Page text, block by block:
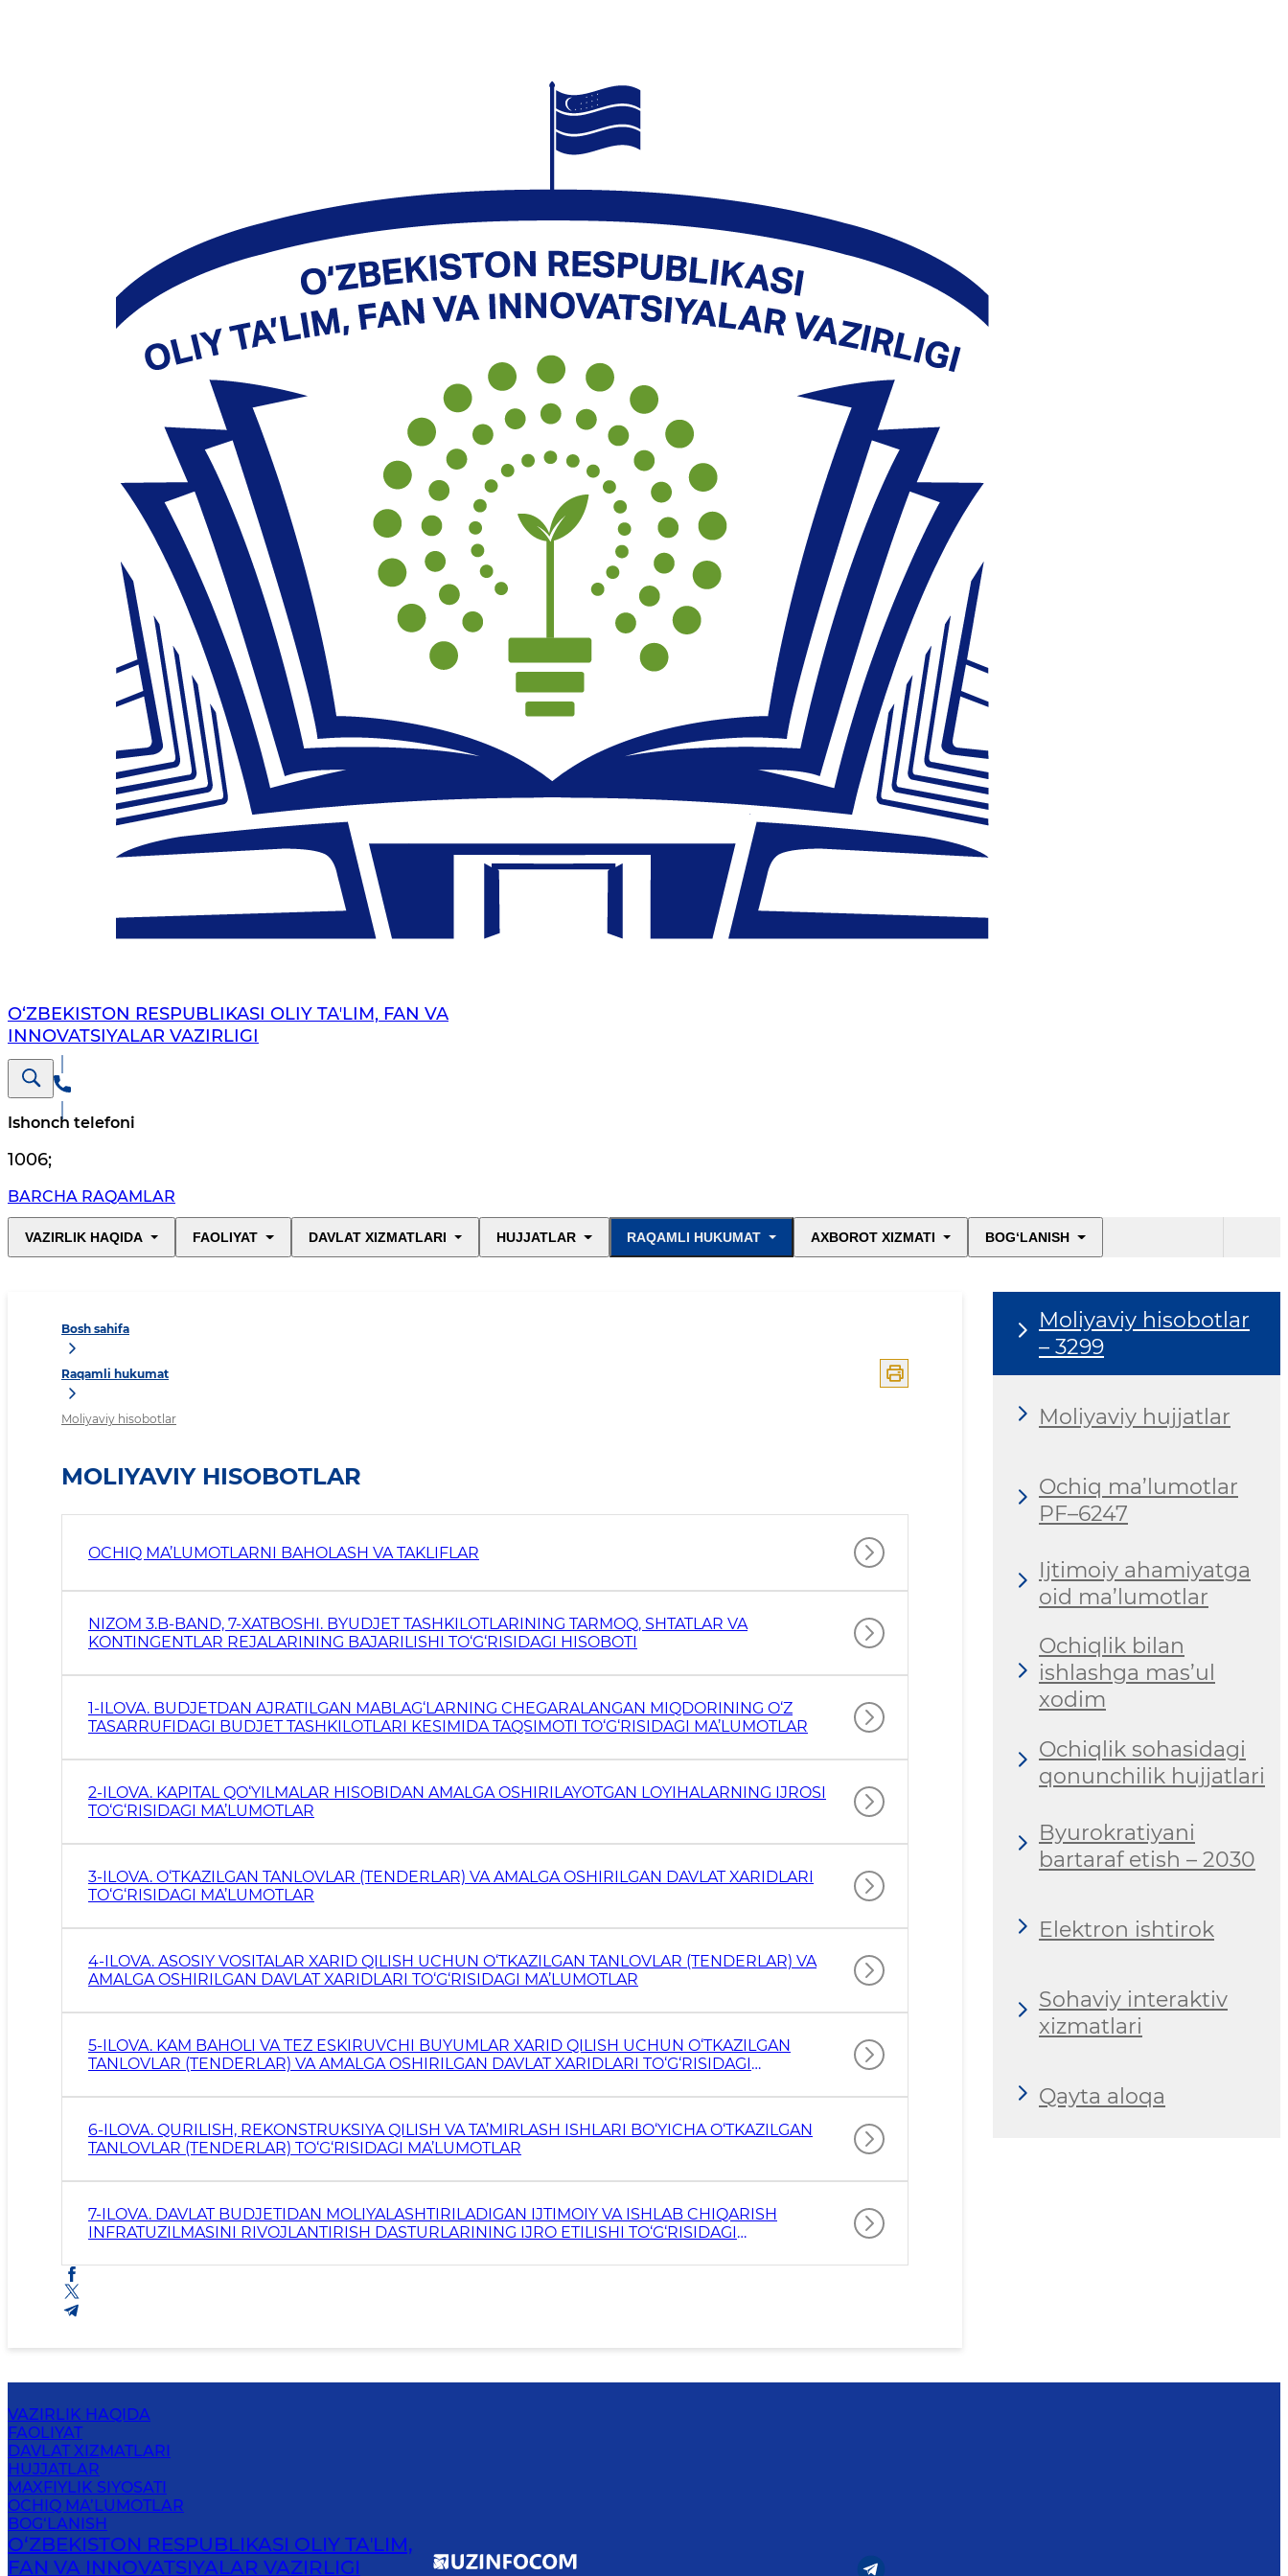
O‘ZBEKISTON RESPUBLIKASI OLIY TAʼLIM, FAN VA
INNOVATSIYALAR VAZIRLIGI
Ishonch telefoni
1006;
BARCHA RAQAMLAR
VAZIRLIK HAQIDA FAOLIYAT DAVLAT XIZMATLARI HUJJATLAR RAQAMLI HUKUMAT AXBOROT XIZMATI BOG‘LANISH
Bosh sahifa
Raqamli hukumat
Moliyaviy hisobotlar
MOLIYAVIY HISOBOTLAR
OCHIQ MA’LUMOTLARNI BAHOLASH VA TAKLIFLAR
NIZOM 3.B-BAND, 7-XATBOSHI. BYUDJET TASHKILOTLARINING TARMOQ, SHTATLAR VA
KONTINGENTLAR REJALARINING BAJARILISHI TO‘G‘RISIDAGI HISOBOTI
1-ILOVA. BUDJETDAN AJRATILGAN MABLAG‘LARNING CHEGARALANGAN MIQDORINING O‘Z
TASARRUFIDAGI BUDJET TASHKILOTLARI KESIMIDA TAQSIMOTI TO‘G‘RISIDAGI MA’LUMOTLAR
2-ILOVA. KAPITAL QO‘YILMALAR HISOBIDAN AMALGA OSHIRILAYOTGAN LOYIHALARNING IJROSI
TO‘G‘RISIDAGI MA’LUMOTLAR
3-ILOVA. O‘TKAZILGAN TANLOVLAR (TENDERLAR) VA AMALGA OSHIRILGAN DAVLAT XARIDLARI
TO‘G‘RISIDAGI MA’LUMOTLAR
4-ILOVA. ASOSIY VOSITALAR XARID QILISH UCHUN O‘TKAZILGAN TANLOVLAR (TENDERLAR) VA
AMALGA OSHIRILGAN DAVLAT XARIDLARI TO‘G‘RISIDAGI MA’LUMOTLAR
5-ILOVA. KAM BAHOLI VA TEZ ESKIRUVCHI BUYUMLAR XARID QILISH UCHUN O‘TKAZILGAN
TANLOVLAR (TENDERLAR) VA AMALGA OSHIRILGAN DAVLAT XARIDLARI TO‘G‘RISIDAGI
6-ILOVA. QURILISH, REKONSTRUKSIYA QILISH VA TA’MIRLASH ISHLARI BO‘YICHA O‘TKAZILGAN
TANLOVLAR (TENDERLAR) TO‘G‘RISIDAGI MA’LUMOTLAR
7-ILOVA. DAVLAT BUDJETIDAN MOLIYALASHTIRILADIGAN IJTIMOIY VA ISHLAB CHIQARISH
INFRATUZILMASINI RIVOJLANTIRISH DASTURLARINING IJRO ETILISHI TO‘G‘RISIDAGI
Moliyaviy hisobotlar
– 3299
Moliyaviy hujjatlar
Ochiq ma’lumotlar
PF–6247
Ijtimoiy ahamiyatga
oid ma’lumotlar
Ochiqlik bilan
ishlashga mas’ul
xodim
Ochiqlik sohasidagi
qonunchilik hujjatlari
Byurokratiyani
bartaraf etish – 2030
Elektron ishtirok
Sohaviy interaktiv
xizmatlari
Qayta aloqa
VAZIRLIK HAQIDA
FAOLIYAT
DAVLAT XIZMATLARI
HUJJATLAR
MAXFIYLIK SIYOSATI
OCHIQ MA’LUMOTLAR
BOG‘LANISH
O‘ZBEKISTON RESPUBLIKASI OLIY TAʼLIM,
FAN VA INNOVATSIYALAR VAZIRLIGI